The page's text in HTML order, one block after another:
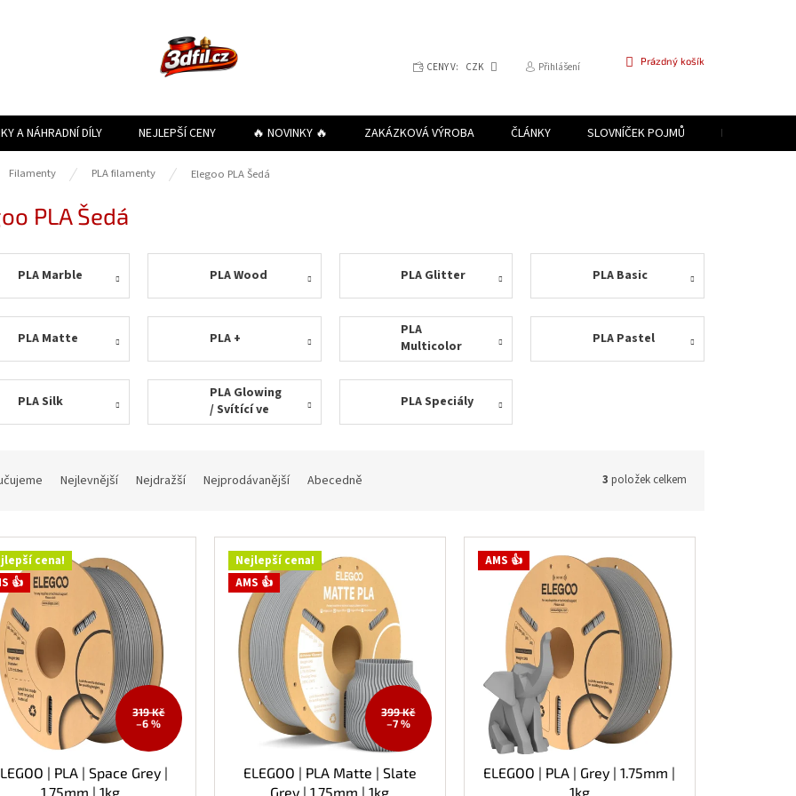
CENY V: CZK Přihlášení
NÁKUPNÍ
Prázdný košík
A NÁHRADNÍ DÍLY NEJLEPŠÍ CENY 🔥 NOVINKY 🔥 ZAKÁZKOVÁ VÝROBA ČLÁNKY SLOVNÍČEK POJMŮ PROGRAM
Filamenty PLA filamenty Elegoo PLA Šedá
PLA Šedá
PLA Marble PLA Wood PLA Glitter PLA Basic
PLA Matte PLA +
PLA
Multicolor
PLA Pastel
PLA Silk
PLA Glowing
/ Svítící ve
tmě
PLA Speciály
Nejlevnější Nejdražší Nejprodávanější Abecedně 3 položek celkem
cena!
👍
319 Kč
–6 %
| PLA | Space Grey |
1.75mm | 1kg
Nejlepší cena!
AMS 👍
399 Kč
–7 %
ELEGOO | PLA Matte | Slate
Grey | 1.75mm | 1kg
AMS 👍
ELEGOO | PLA | Grey | 1.75mm |
1kg